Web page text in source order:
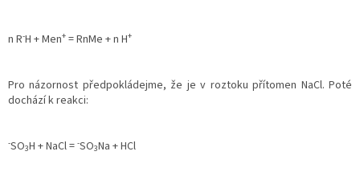
n R-H + Men+ = RnMe + n H+
Pro názornost předpokládejme, že je v roztoku přítomen NaCl. Poté
dochází k reakci:
-SO3H + NaCl = -SO3Na + HCl